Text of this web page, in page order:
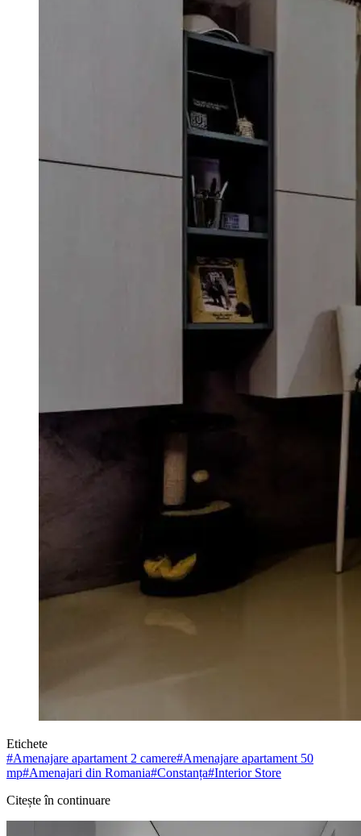
Etichete
#Amenajare apartament 2 camere#Amenajare apartament 50
mp#Amenajari din Romania#Constanța#Interior Store
Citește în continuare